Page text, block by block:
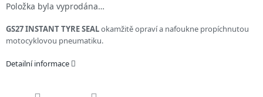
Položka byla vyprodána…
GS27 INSTANT TYRE SEALokamžitě opraví a nafoukne propíchnutou
motocyklovou pneumatiku.
Detailní informace